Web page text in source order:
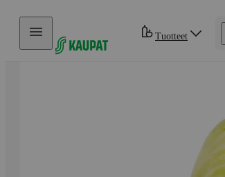
Hyppää sisältöön
Tuotteet